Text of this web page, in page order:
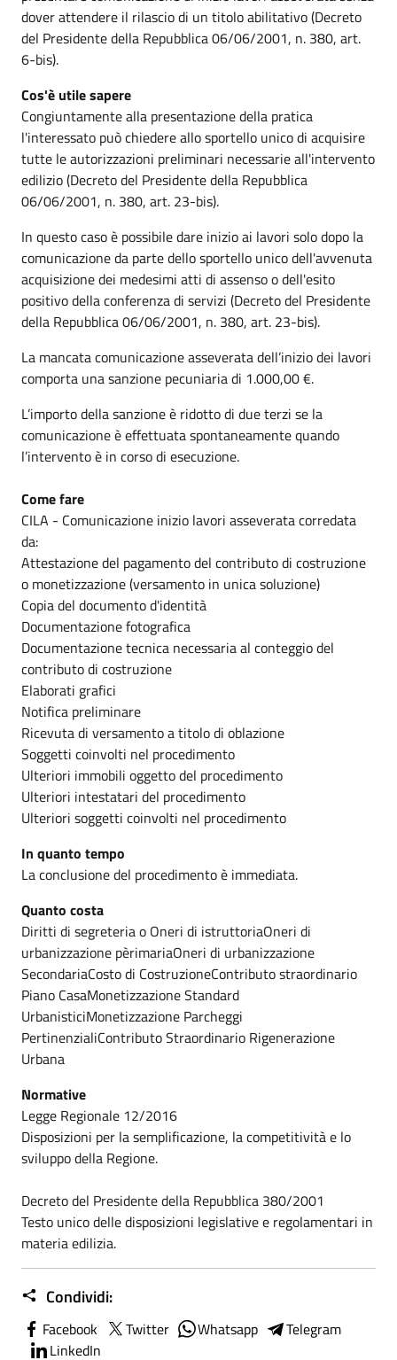
dover attendere il rilascio di un titolo abilitativo (Decreto
del Presidente della Repubblica 06/06/2001, n. 380, art.
6-bis).
Cos'è utile sapere
Congiuntamente alla presentazione della pratica
l'interessato può chiedere allo sportello unico di acquisire
tutte le autorizzazioni preliminari necessarie all'intervento
edilizio (Decreto del Presidente della Repubblica
06/06/2001, n. 380, art. 23-bis).
In questo caso è possibile dare inizio ai lavori solo dopo la
comunicazione da parte dello sportello unico dell'avvenuta
acquisizione dei medesimi atti di assenso o dell'esito
positivo della conferenza di servizi (Decreto del Presidente
della Repubblica 06/06/2001, n. 380, art. 23-bis).
La mancata comunicazione asseverata dell’inizio dei lavori
comporta una sanzione pecuniaria di 1.000,00 €.
L’importo della sanzione è ridotto di due terzi se la
comunicazione è effettuata spontaneamente quando
l’intervento è in corso di esecuzione.
Come fare
CILA - Comunicazione inizio lavori asseverata corredata
da:
Attestazione del pagamento del contributo di costruzione
o monetizzazione (versamento in unica soluzione)
Copia del documento d'identità
Documentazione fotografica
Documentazione tecnica necessaria al conteggio del
contributo di costruzione
Elaborati grafici
Notifica preliminare
Ricevuta di versamento a titolo di oblazione
Soggetti coinvolti nel procedimento
Ulteriori immobili oggetto del procedimento
Ulteriori intestatari del procedimento
Ulteriori soggetti coinvolti nel procedimento
In quanto tempo
La conclusione del procedimento è immediata.
Quanto costa
Diritti di segreteria o Oneri di istruttoriaOneri di
urbanizzazione pèrimariaOneri di urbanizzazione
SecondariaCosto di CostruzioneContributo straordinario
Piano CasaMonetizzazione Standard
UrbanisticiMonetizzazione Parcheggi
PertinenzialiContributo Straordinario Rigenerazione
Urbana
Normative
Legge Regionale 12/2016
Disposizioni per la semplificazione, la competitività e lo
sviluppo della Regione.
Decreto del Presidente della Repubblica 380/2001
Testo unico delle disposizioni legislative e regolamentari in
materia edilizia.
Condividi:
Facebook Twitter Whatsapp
Telegram
LinkedIn